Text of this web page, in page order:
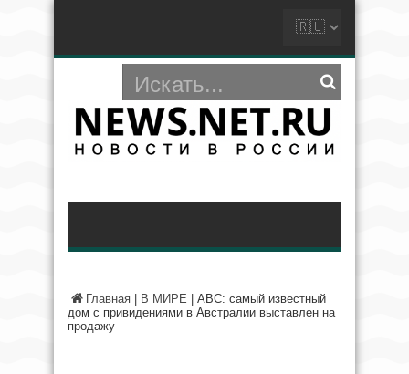
Главная В МИРЕ
ABC: самый известный
дом с привидениями в Австралии выставлен на
продажу